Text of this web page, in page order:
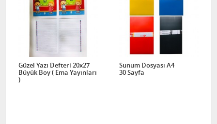
Güzel Yazı Defteri 20x27
Büyük Boy ( Ema Yayınları
)
Sunum Dosyası A4
30 Sayfa